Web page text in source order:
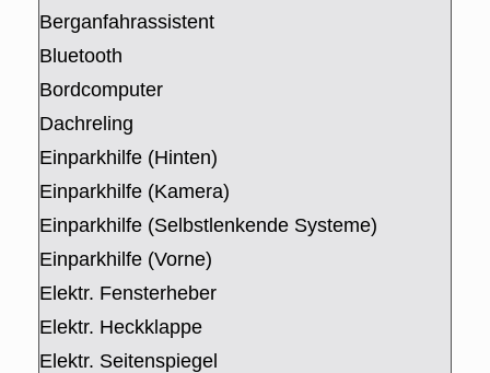
Berganfahrassistent
Bluetooth
Bordcomputer
Dachreling
Einparkhilfe (Hinten)
Einparkhilfe (Kamera)
Einparkhilfe (Selbstlenkende Systeme)
Einparkhilfe (Vorne)
Elektr. Fensterheber
Elektr. Heckklappe
Elektr. Seitenspiegel